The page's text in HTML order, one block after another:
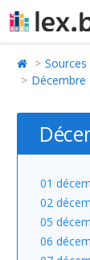
Sources
Décembre
01
02
05
06